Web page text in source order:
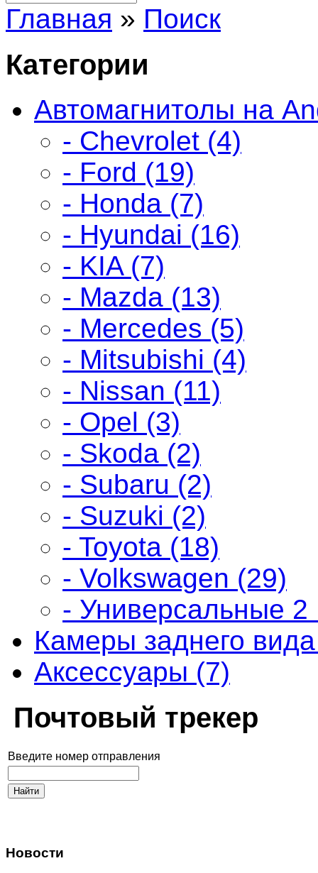
Главная » Поиск
Категории
Автомагнитолы на
- Chevrolet (4)
- Ford (19)
- Honda (7)
- Hyundai (16)
- KIA (7)
- Mazda (13)
- Mercedes (5)
- Mitsubishi (4)
- Nissan (11)
- Opel (3)
- Skoda (2)
- Subaru (2)
- Suzuki (2)
- Toyota (18)
- Volkswagen (29)
- Универсальные 2
Камеры заднего
Аксессуары (7)
Почтовый трекер
Введите номер отправления
Новости